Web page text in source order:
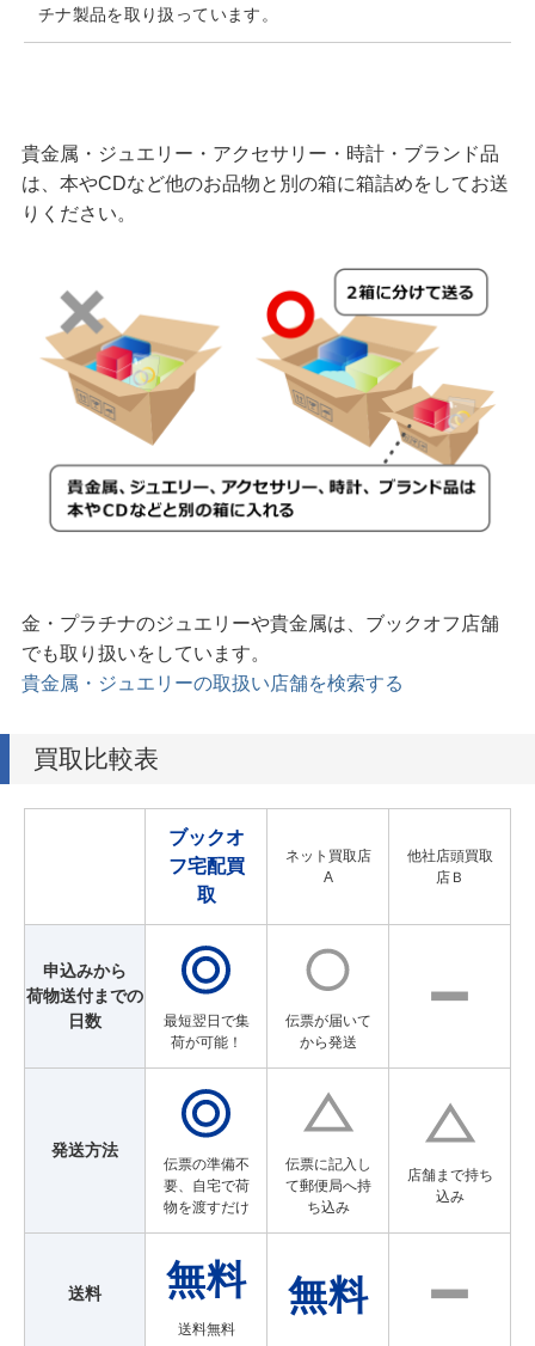
チナ製品を取り扱っています。
貴金属・ジュエリー・アクセサリー・時計・ブランド品
は、本やCDなど他のお品物と別の箱に箱詰めをしてお送
りください。
金・プラチナのジュエリーや貴金属は、ブックオフ店舗
でも取り扱いをしています。
貴金属・ジュエリーの取扱い店舗を検索する
買取比較表
ブックオ
フ宅配買
取
ネット買取店
A
他社店頭買取
店Ｂ
申込みから
荷物送付までの
日数
最短翌日で集
荷が可能！
伝票が届いて
から発送
発送方法
伝票の準備不
要、自宅で荷
物を渡すだけ
伝票に記入し
て郵便局へ持
ち込み
店舗まで持ち
込み
送料
送料無料